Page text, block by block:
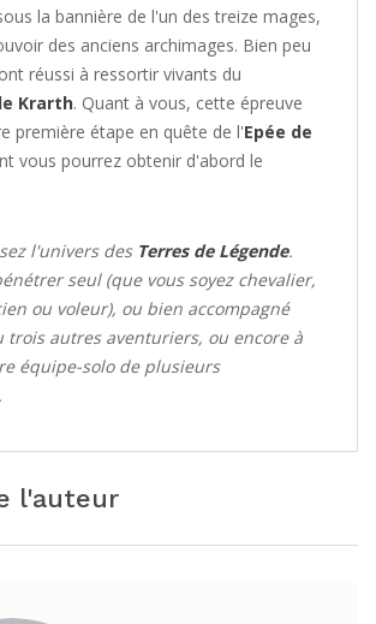
la bannière de l'un des treize mages,
des anciens archimages. Bien peu
réussi à ressortir vivants du
Krarth. Quant à vous, cette épreuve
première étape en quête de l'Epée de
vous pourrez obtenir d'abord le
l'univers des Terres de Légende.
seul (que vous soyez chevalier,
ou voleur), ou bien accompagné
trois autres aventuriers, ou encore à
équipe-solo de plusieurs
l'auteur